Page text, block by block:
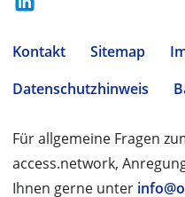
Kontakt Sitemap
Datenschutzhinweis
Für allgemeine Fragen
access.network,
Ihnen gerne unter